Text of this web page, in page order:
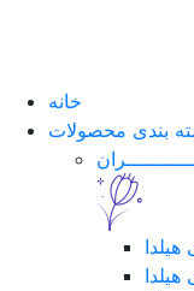
خانه
بندی محصولات